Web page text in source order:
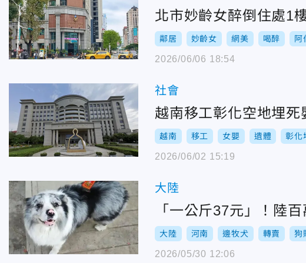
北市妙齡女醉倒住處1
鄰居 妙齡女 網美 喝醉 阿
2026/06/06 18:54
社會
越南移工彰化空地埋死
越南 移工 女嬰 遺體 彰化
2026/06/02 15:19
大陸
「一公斤37元」！陸
大陸 河南 邊牧犬 轉賣 狗
2026/05/30 12:06